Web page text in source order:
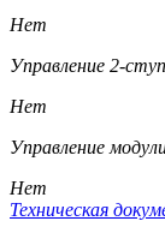
Нет
Управление 2-
Нет
Управление
Нет
Техническая